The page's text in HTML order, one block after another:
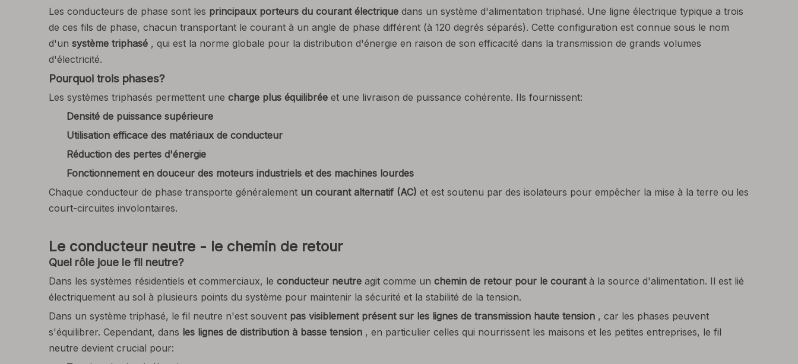
Les conducteurs de phase sont les principaux porteurs du courant électrique dans un système d'alimentation triphasé. Une ligne électrique typique a trois
de ces fils de phase, chacun transportant le courant à un angle de phase différent (à 120 degrés séparés). Cette configuration est connue sous le nom
d'un système triphasé , qui est la norme globale pour la distribution d'énergie en raison de son efficacité dans la transmission de grands volumes
d'électricité.
Pourquoi trois phases?
Les systèmes triphasés permettent une charge plus équilibrée et une livraison de puissance cohérente. Ils fournissent:
Densité de puissance supérieure
Utilisation efficace des matériaux de conducteur
Réduction des pertes d'énergie
Fonctionnement en douceur des moteurs industriels et des machines lourdes
Chaque conducteur de phase transporte généralement un courant alternatif (AC) et est soutenu par des isolateurs pour empêcher la mise à la terre ou les
court-circuites involontaires.
Le conducteur neutre - le chemin de retour
Quel rôle joue le fil neutre?
Dans les systèmes résidentiels et commerciaux, le conducteur neutre agit comme un chemin de retour pour le courant à la source d'alimentation. Il est lié
électriquement au sol à plusieurs points du système pour maintenir la sécurité et la stabilité de la tension.
Dans un système triphasé, le fil neutre n'est souvent pas visiblement présent sur les lignes de transmission haute tension , car les phases peuvent
s'équilibrer. Cependant, dans les lignes de distribution à basse tension , en particulier celles qui nourrissent les maisons et les petites entreprises, le fil
neutre devient crucial pour: